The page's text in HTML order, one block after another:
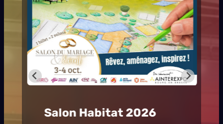
Hashtag Festival